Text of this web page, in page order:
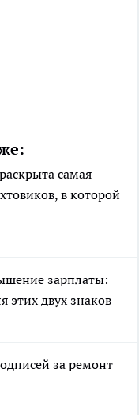
самая
в которой
зарплаты:
этих двух знаков
за ремонт